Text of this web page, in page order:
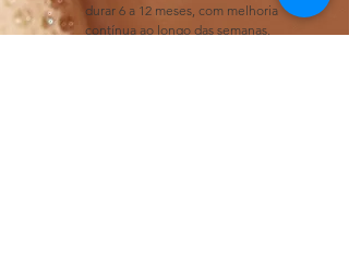
durar 6 a 12 meses, com melhoria
contínua ao longo das semanas.